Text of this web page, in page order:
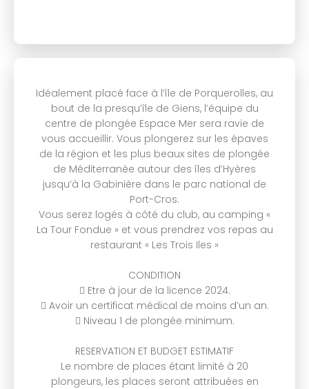
Idéalement placé face à l’île de Porquerolles, au
bout de la presqu’île de Giens, l’équipe du
centre de plongée Espace Mer sera ravie de
vous accueillir. Vous plongerez sur les épaves
de la région et les plus beaux sites de plongée
de Méditerranée autour des îles d’Hyères
jusqu’à la Gabinière dans le parc national de
Port-Cros.
Vous serez logés à côté du club, au camping «
La Tour Fondue » et vous prendrez vos repas au
restaurant « Les Trois Iles »
CONDITION
 Etre à jour de la licence 2024.
 Avoir un certificat médical de moins d’un an.
 Niveau 1 de plongée minimum.
RESERVATION ET BUDGET ESTIMATIF
Le nombre de places étant limité à 20
plongeurs, les places seront attribuées en